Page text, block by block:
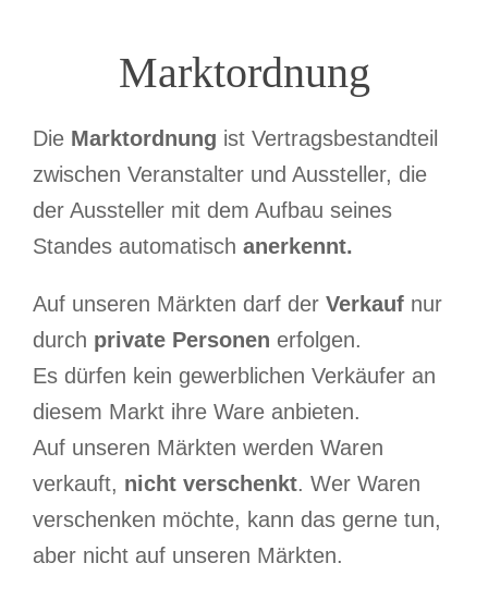
Marktordnung
Die Marktordnung ist Vertragsbestandteil
zwischen Veranstalter und Aussteller, die
der Aussteller mit dem Aufbau seines
Standes automatisch anerkennt.
Auf unseren Märkten darf der Verkauf nur
durch private Personen erfolgen.
Es dürfen kein gewerblichen Verkäufer an
diesem Markt ihre Ware anbieten.
Auf unseren Märkten werden Waren
verkauft, nicht verschenkt. Wer Waren
verschenken möchte, kann das gerne tun,
aber nicht auf unseren Märkten.